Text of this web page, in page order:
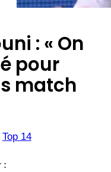
: « On
pour
match
Top 14
: